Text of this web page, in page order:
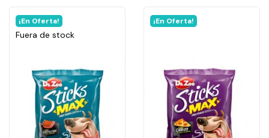
¡En Oferta!
Fuera de stock
¡En Oferta!